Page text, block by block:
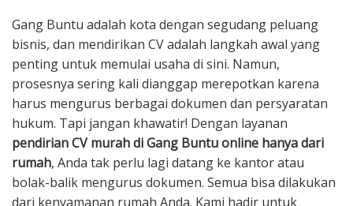
Gang Buntu adalah kota dengan segudang peluang
bisnis, dan mendirikan CV adalah langkah awal yang
penting untuk memulai usaha di sini. Namun,
prosesnya sering kali dianggap merepotkan karena
harus mengurus berbagai dokumen dan persyaratan
hukum. Tapi jangan khawatir! Dengan layanan
pendirian CV murah di Gang Buntu online hanya dari
rumah, Anda tak perlu lagi datang ke kantor atau
bolak-balik mengurus dokumen. Semua bisa dilakukan
dari kenyamanan rumah Anda. Kami hadir untuk